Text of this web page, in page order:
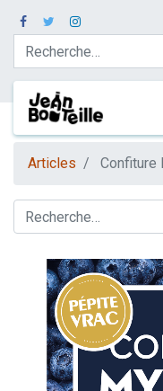
Articles Confiture